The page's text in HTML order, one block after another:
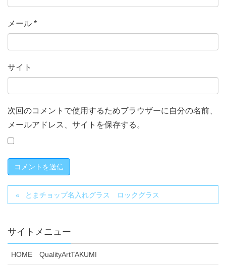
メール *
サイト
次回のコメントで使用するためブラウザーに自分の名前、
メールアドレス、サイトを保存する。
とまチョップ名入れグラス ロックグラス
サイトメニュー
HOME QualityArtTAKUMI